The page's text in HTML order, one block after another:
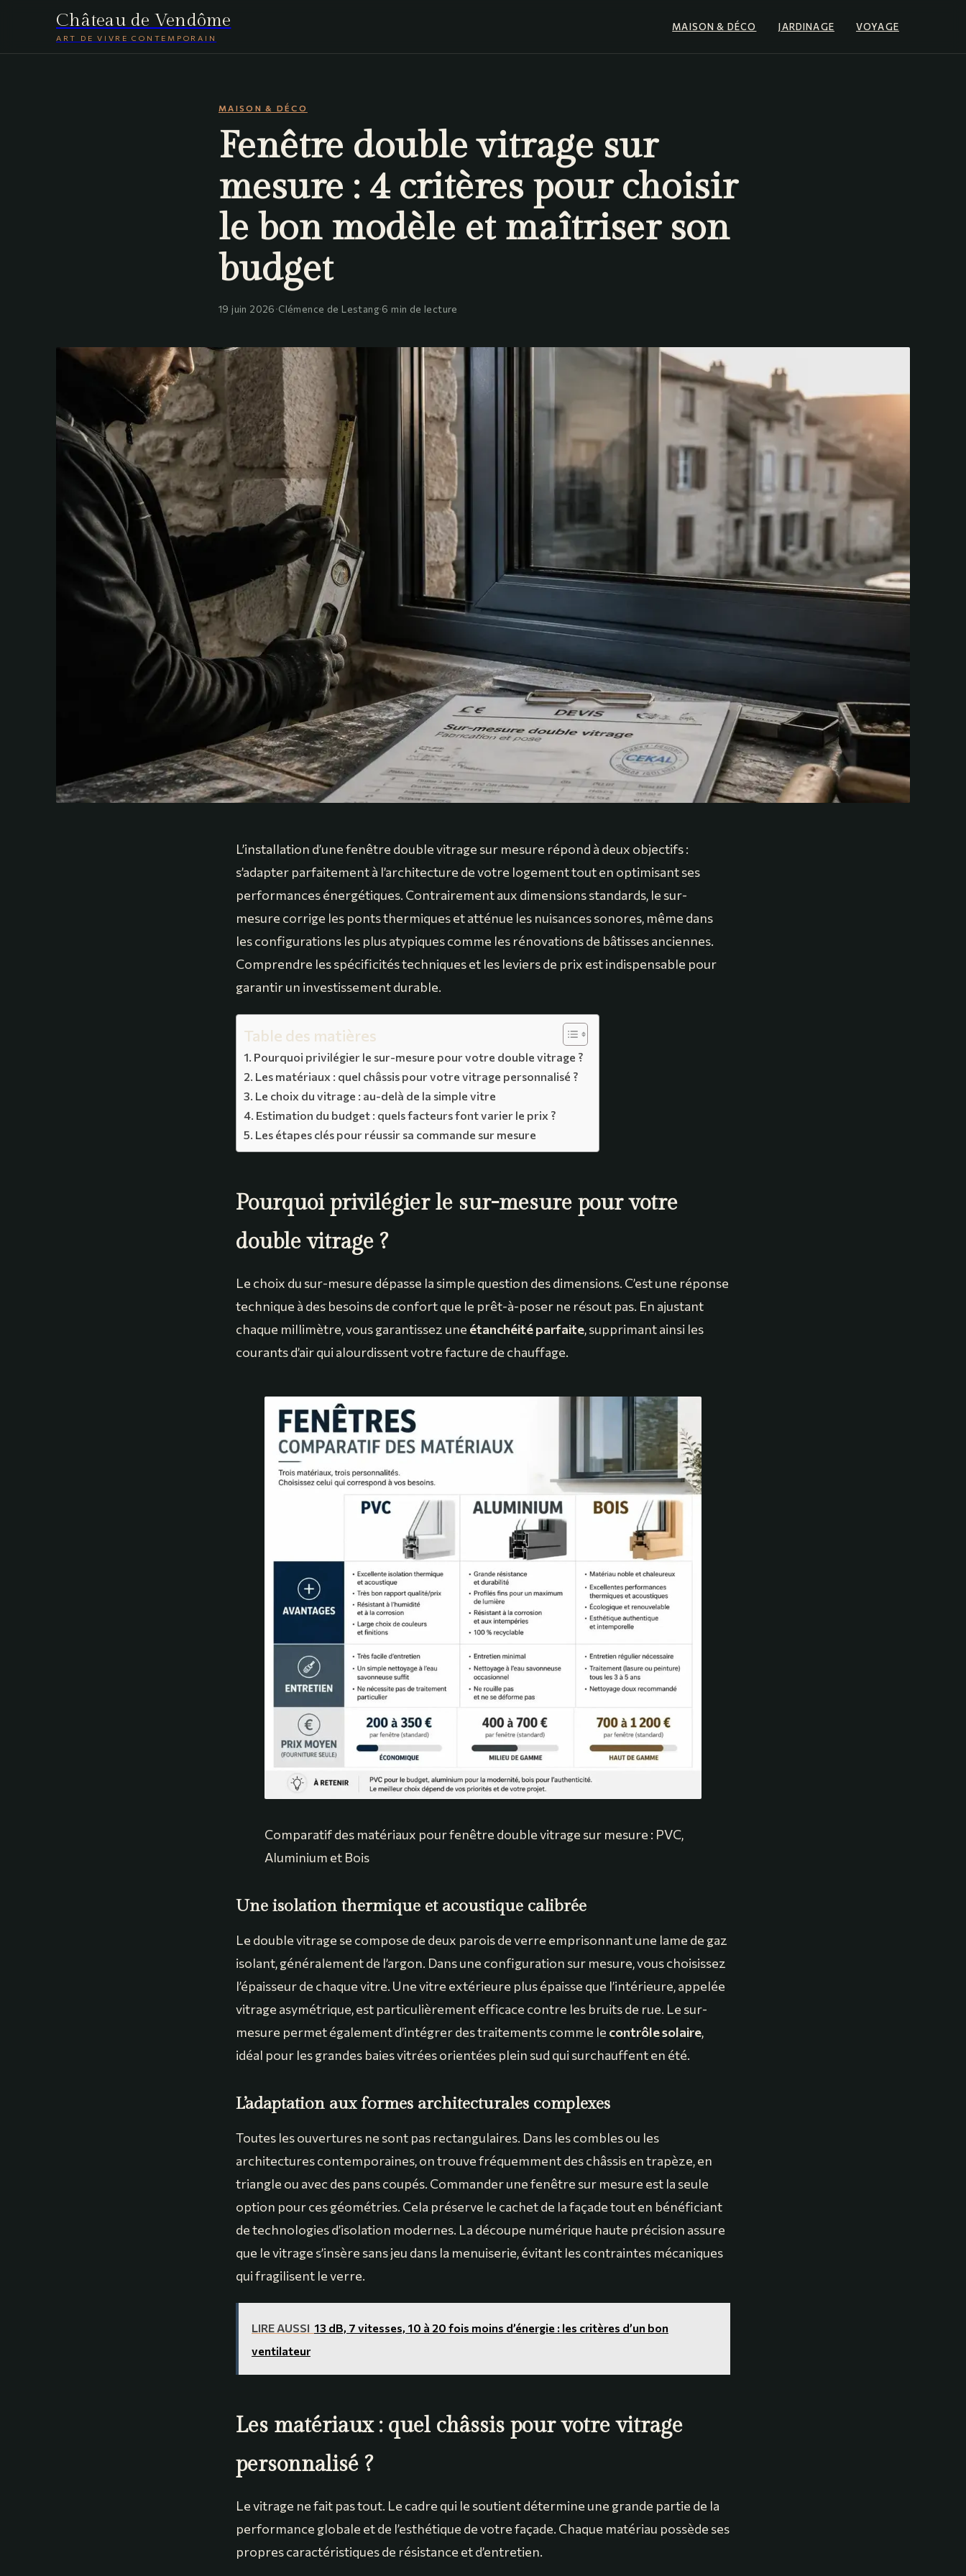
Château de Vendôme
ART DE VIVRE CONTEMPORAIN
MAISON & DÉCO JARDINAGE VOYAGE
MAISON & DÉCO
Fenêtre double vitrage sur
mesure : 4 critères pour choisir
le bon modèle et maîtriser son
budget
19 juin 2026·Clémence de Lestang·6 min de lecture
L’installation d’une fenêtre double vitrage sur mesure répond à deux objectifs :
s’adapter parfaitement à l’architecture de votre logement tout en optimisant ses
performances énergétiques. Contrairement aux dimensions standards, le sur-
mesure corrige les ponts thermiques et atténue les nuisances sonores, même dans
les configurations les plus atypiques comme les rénovations de bâtisses anciennes.
Comprendre les spécificités techniques et les leviers de prix est indispensable pour
garantir un investissement durable.
Table des matières
Pourquoi privilégier le sur-mesure pour votre double vitrage ?
Les matériaux : quel châssis pour votre vitrage personnalisé ?
Le choix du vitrage : au-delà de la simple vitre
Estimation du budget : quels facteurs font varier le prix ?
Les étapes clés pour réussir sa commande sur mesure
Pourquoi privilégier le sur-mesure pour votre
double vitrage ?
Le choix du sur-mesure dépasse la simple question des dimensions. C’est une réponse
technique à des besoins de confort que le prêt-à-poser ne résout pas. En ajustant
chaque millimètre, vous garantissez une étanchéité parfaite, supprimant ainsi les
courants d’air qui alourdissent votre facture de chauffage.
Comparatif des matériaux pour fenêtre double vitrage sur mesure : PVC,
Aluminium et Bois
Une isolation thermique et acoustique calibrée
Le double vitrage se compose de deux parois de verre emprisonnant une lame de gaz
isolant, généralement de l’argon. Dans une configuration sur mesure, vous choisissez
l’épaisseur de chaque vitre. Une vitre extérieure plus épaisse que l’intérieure, appelée
vitrage asymétrique, est particulièrement efficace contre les bruits de rue. Le sur-
mesure permet également d’intégrer des traitements comme le contrôle solaire,
idéal pour les grandes baies vitrées orientées plein sud qui surchauffent en été.
L’adaptation aux formes architecturales complexes
Toutes les ouvertures ne sont pas rectangulaires. Dans les combles ou les
architectures contemporaines, on trouve fréquemment des châssis en trapèze, en
triangle ou avec des pans coupés. Commander une fenêtre sur mesure est la seule
option pour ces géométries. Cela préserve le cachet de la façade tout en bénéficiant
de technologies d’isolation modernes. La découpe numérique haute précision assure
que le vitrage s’insère sans jeu dans la menuiserie, évitant les contraintes mécaniques
qui fragilisent le verre.
LIRE AUSSI 13 dB, 7 vitesses, 10 à 20 fois moins d’énergie : les critères d’un bon
ventilateur
Les matériaux : quel châssis pour votre vitrage
personnalisé ?
Le vitrage ne fait pas tout. Le cadre qui le soutient détermine une grande partie de la
performance globale et de l’esthétique de votre façade. Chaque matériau possède ses
propres caractéristiques de résistance et d’entretien.